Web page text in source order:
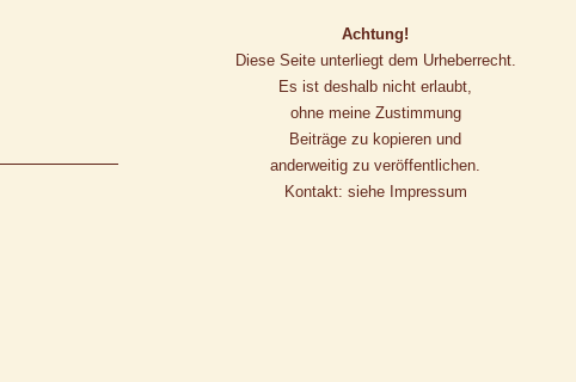
Achtung!
Diese Seite unterliegt dem Urheberrecht.
Es ist deshalb nicht erlaubt,
ohne meine Zustimmung
Beiträge zu kopieren und
anderweitig zu veröffentlichen.
Kontakt: siehe Impressum